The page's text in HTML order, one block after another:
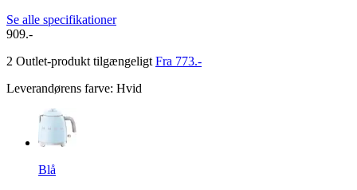
Se alle specifikationer
909.-
2 Outlet-produkt tilgængeligt Fra 773.-
Leverandørens farve: Hvid
Blå